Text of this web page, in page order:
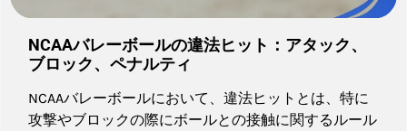
NCAAバレーボールの違法ヒット：アタック、
ブロック、ペナルティ
NCAAバレーボールにおいて、違法ヒットとは、特に
攻撃やブロックの際にボールとの接触に関するルール